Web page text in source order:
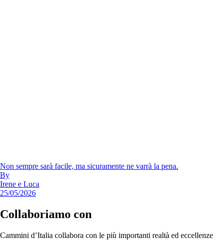
Non sempre sarà facile, ma sicuramente ne varrà la pena.
By
Irene e Luca
25/05/2026
Collaboriamo con
Cammini d’Italia collabora con le più importanti realtà ed eccellenze